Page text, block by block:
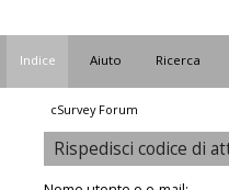
Indice Aiuto Ricerca
cSurvey Forum
Rispedisci codice di